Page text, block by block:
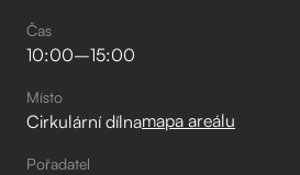
Čas
10:00–⁠15:00
Místo
Cirkulární dílnamapa areálu
Pořadatel